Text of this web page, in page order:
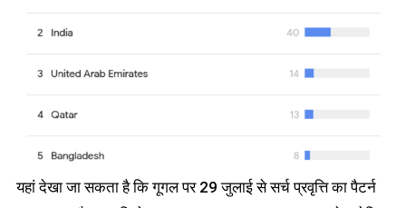
यहां देखा जा सकता है कि गूगल पर 29 जुलाई से सर्च प्रवृत्ति का पैटर्न